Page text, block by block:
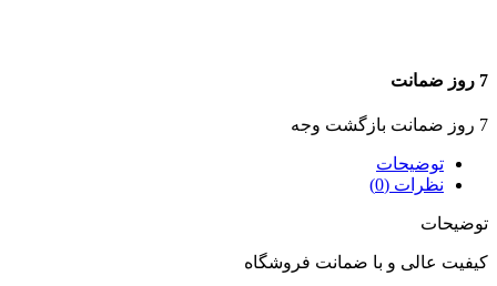
7 روز ضمانت
7 روز ضمانت بازگشت وجه
توضیحات
نظرات (0)
توضیحات
کیفیت عالی و با ضمانت فروشگاه